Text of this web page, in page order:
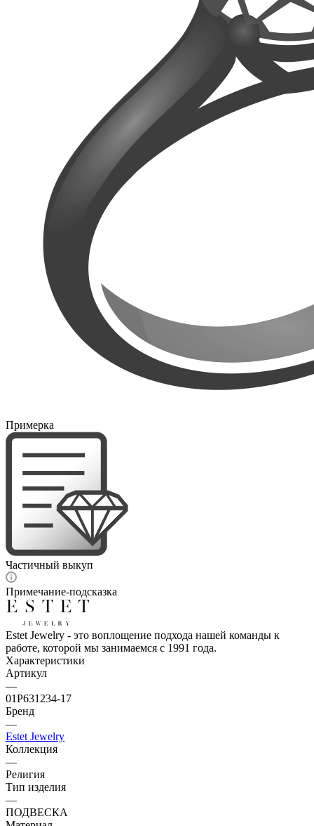
Примерка
Частичный выкуп
Примечание-подсказка
Estet Jewelry - это воплощение подхода нашей команды к
работе, которой мы занимаемся с 1991 года.
Характеристики
Артикул
—
01Р631234-17
Бренд
—
Estet Jewelry
Коллекция
—
Религия
Тип изделия
—
ПОДВЕСКА